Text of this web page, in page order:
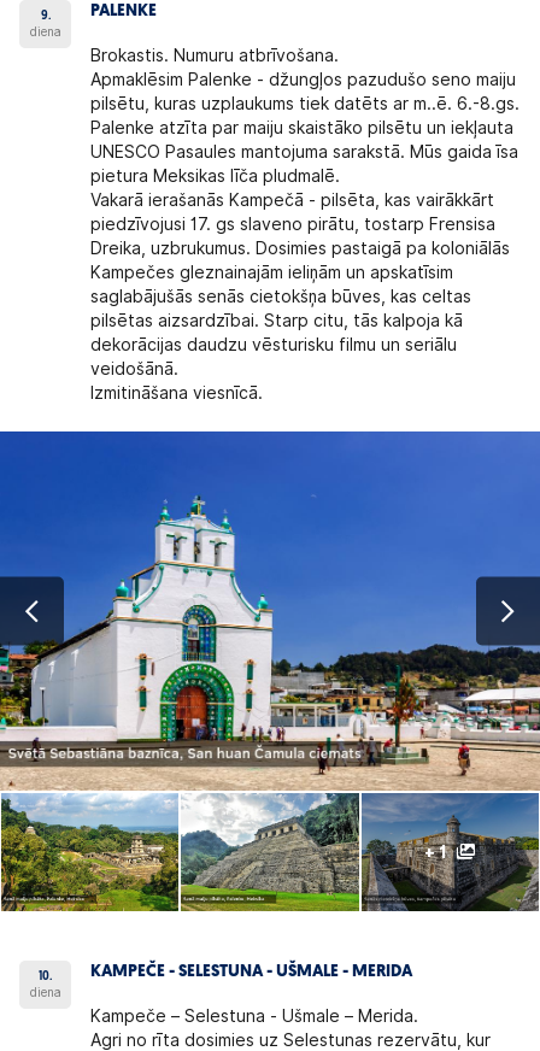
9.
diena
PALENKE
Brokastis. Numuru atbrīvošana.
Apmaklēsim Palenke - džungļos pazudušo seno maiju
pilsētu, kuras uzplaukums tiek datēts ar m..ē. 6.-8.gs.
Palenke atzīta par maiju skaistāko pilsētu un iekļauta
UNESCO Pasaules mantojuma sarakstā. Mūs gaida īsa
pietura Meksikas līča pludmalē.
Vakarā ierašanās Kampečā - pilsēta, kas vairākkārt
piedzīvojusi 17. gs slaveno pirātu, tostarp Frensisa
Dreika, uzbrukumus. Dosimies pastaigā pa koloniālās
Kampečes gleznainajām ieliņām un apskatīsim
saglabājušās senās cietokšņa būves, kas celtas
pilsētas aizsardzībai. Starp citu, tās kalpoja kā
dekorācijas daudzu vēsturisku filmu un seriālu
veidošānā.
Izmitināšana viesnīcā.
+ 1
10.
diena
KAMPEČE - SELESTUNA - UŠMALE - MERIDA
Kampeče – Selestuna - Ušmale – Merida.
Agri no rīta dosimies uz Selestunas rezervātu, kur